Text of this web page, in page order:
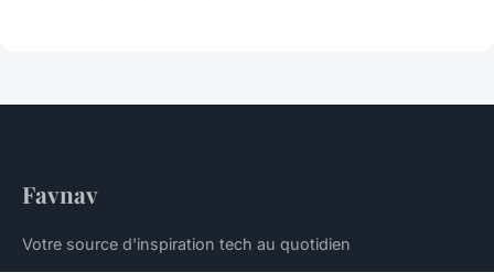
Favnav
Votre source d'inspiration tech au quotidien